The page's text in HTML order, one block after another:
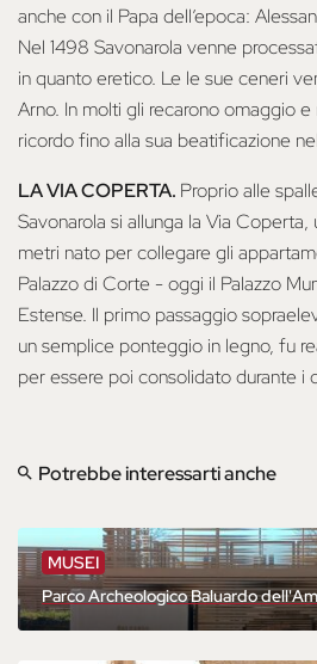
anche con il Papa dell’epoca:
Nel 1498 Savonarola venne
in quanto eretico. Le le sue ceneri
Arno. In molti gli recarono omaggio
ricordo fino alla sua beatificazione
LA VIA COPERTA. Proprio alle
Savonarola si allunga la Via
metri nato per collegare gli
Palazzo di Corte - oggi il Palazzo
Estense. Il primo passaggio
un semplice ponteggio in legno, fu
per essere poi consolidato durante i
Potrebbe interessarti anche
MUSEI
Parco Archeologico Baluardo